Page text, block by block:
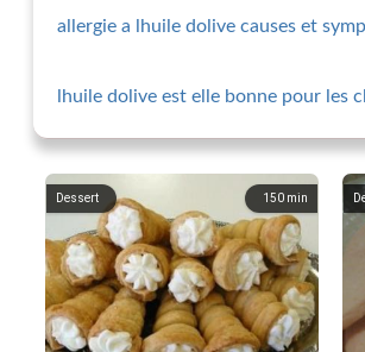
allergie a lhuile dolive causes et
lhuile dolive est elle bonne pour les
150 min
Dessert